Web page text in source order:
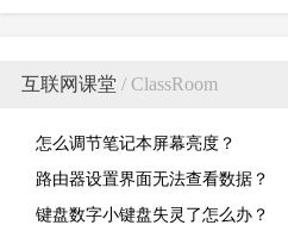
互联网课堂 / ClassRoom
怎么调节笔记本屏幕亮度？
路由器设置界面无法查看数据？
键盘数字小键盘失灵了怎么办？